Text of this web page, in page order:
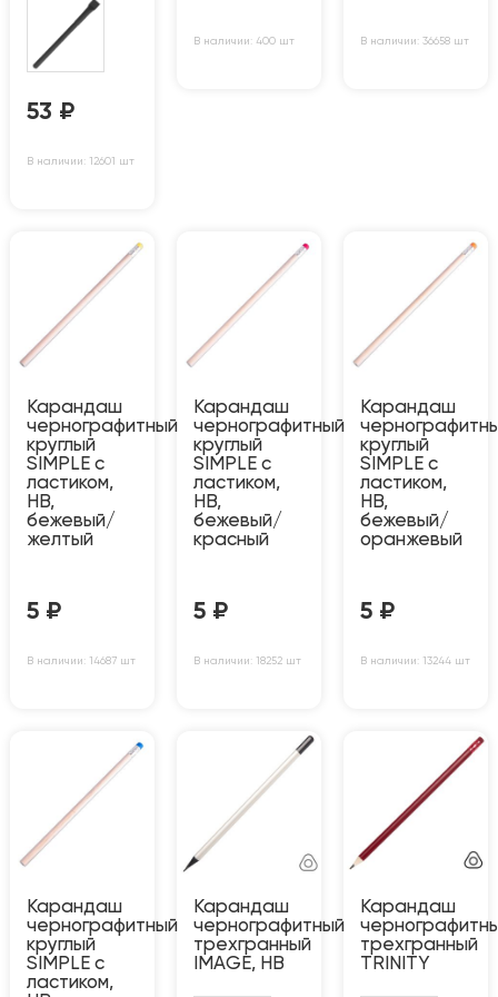
53 ₽
В наличии: 12601 шт
В наличии: 400 шт В наличии: 36658 шт
Карандаш
чернографитный
круглый
SIMPLE с
ластиком,
HB,
бежевый/
желтый
5 ₽
В наличии: 14687 шт
Карандаш
чернографитный
круглый
SIMPLE с
ластиком,
HB,
бежевый/
красный
5 ₽
В наличии: 18252 шт
Карандаш
круглый
SIMPLE с
ластиком,
HB,
бежевый/
оранжевый
5 ₽
В наличии: 13244 шт
Карандаш
чернографитный
круглый
SIMPLE с
ластиком,
Карандаш
чернографитный
трехгранный
IMAGE, HB
Карандаш
трехгранный
TRINITY